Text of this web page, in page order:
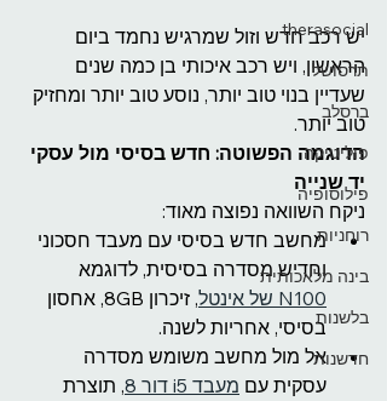
therasocial
תרסושל
ברסלב
פוליטיקה
פילוסופיה
רוחניות
בינה מלאכותית
בלשנות
חדשנות
יש רכב חדש וזול שמרגיש נחמד ביום
הראשון, ויש רכב איכותי בן כמה שנים
שעדיין בנוי טוב יותר, נוסע טוב יותר ומחזיק
טוב יותר.
הדוגמה הפשוטה: חדש בסיסי מול עסקי
יד שנייה
ניקח השוואה נפוצה מאוד:
מחשב חדש בסיסי עם מעבד חסכוני
וחדיש מסדרה בסיסית, לדוגמא
N100 של אינטל
, זיכרון 8GB, אחסון
בסיסי, אחריות לשנה.
אל מול מחשב משומש מסדרה
עסקית עם מעבד i5 דור 8
, תוצרת